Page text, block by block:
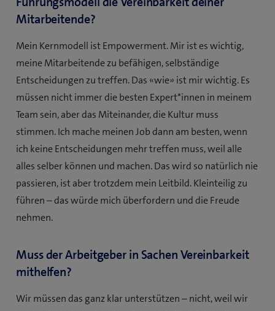
Mitarbeitende?
Mein Kernmodell ist Empowerment. Mir ist es wichtig,
meine Mitarbeitende zu befähigen, selbständige
Entscheidungen zu treffen. Das «wie» ist mir wichtig. Es
müssen nicht immer die besten Expert*innen in meinem
Team sein, aber das Miteinander, die Kultur muss
stimmen. Ich mache meinen Job dann am besten, wenn
ich keine Entscheidungen mehr treffen muss, weil alle
alles selber können und machen. Das wird so natürlich nie
passieren, ist aber trotzdem mein Leitbild. Kleinteilig zu
führen – das würde mich überfordern und die Freude
nehmen.
Muss der Arbeitgeber in Sachen Vereinbarkeit
mithelfen?
Wir müssen das ganz klar unterstützen – nicht, weil wir